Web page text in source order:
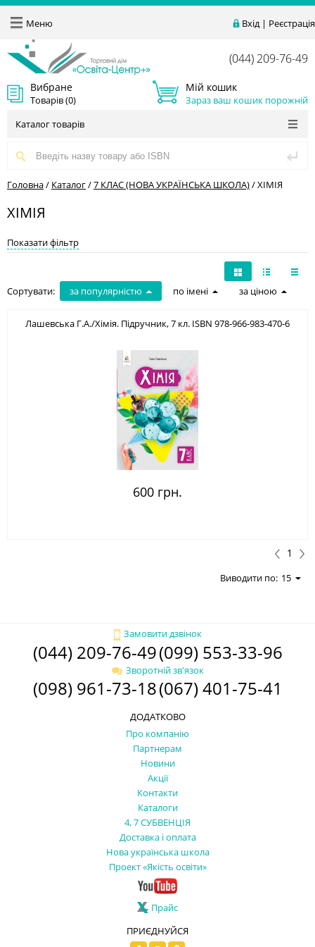
Вхід| Реєстрація
Меню
(044) 209-76-49
Вибране
Товарів (0)
Мій кошик
Зараз ваш кошик порожній
Каталог товарів
Головна/ Каталог/7 КЛАС (НОВА УКРАЇНСЬКА ШКОЛА)/ХІМІЯ
ХІМІЯ
Показати фільтр
Сортувати: за популярністю по імені за ціною
Лашевська Г.А./Хімія. Підручник, 7 кл. ISBN 978-966-983-470-6
600 грн.
1
Виводити по: 15
Замовити дзвінок
(044) 209-76-49(099) 553-33-96
Зворотній зв'язок
(098) 961-73-18(067) 401-75-41
ДОДАТКОВО
Про компанію
Партнерам
Новини
Акції
Контакти
Каталоги
4, 7 СУБВЕНЦІЯ
Доставка і оплата
Нова українська школа
Проект «Якість освіти»
Прайс
ПРИЄДНУЙСЯ